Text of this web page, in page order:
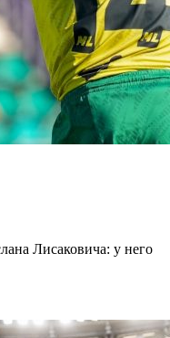
Лисаковича: у него